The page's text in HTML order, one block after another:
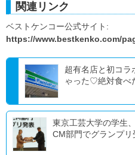
関連リンク
ベストケンコー公式サイト:
https://www.bestkenko.com/
超有名店と初コラ
ゃった♡絶対食べ
東京工芸大学の学生
CM部門でグランプリ